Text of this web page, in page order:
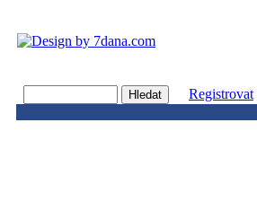
Registrovat